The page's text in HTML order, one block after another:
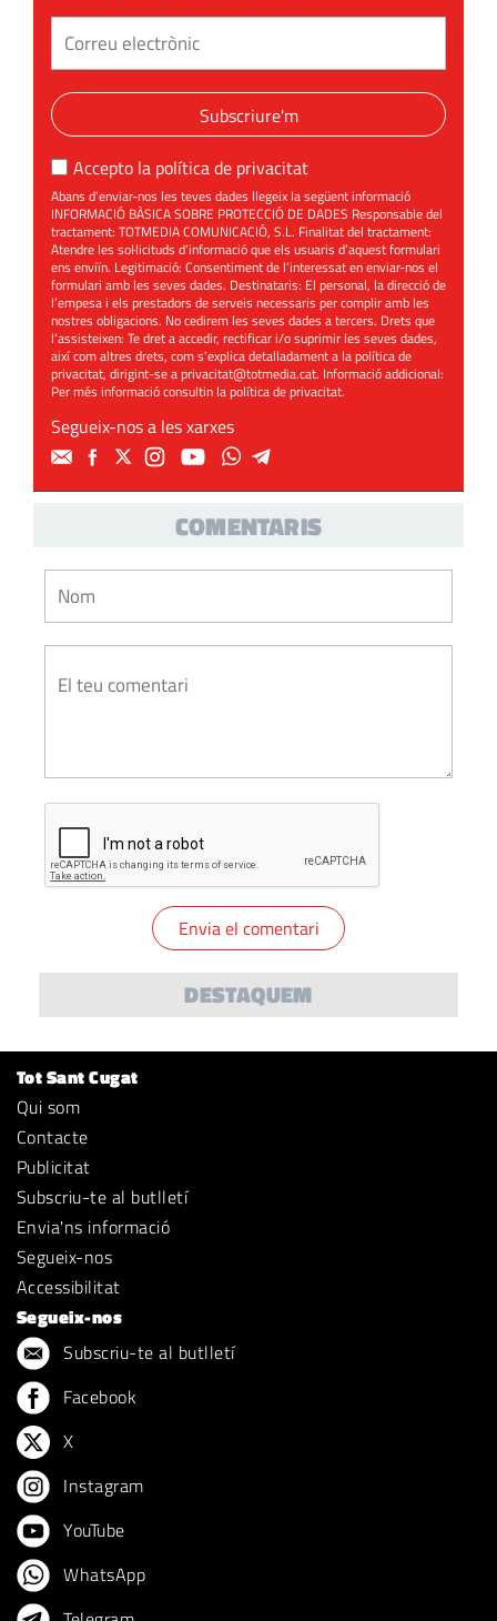
Subscriure'm
Accepto la política de privacitat
Abans d’enviar-nos les teves dades llegeix la següent informació
INFORMACIÓ BÀSICA SOBRE PROTECCIÓ DE DADES Responsable del
tractament: TOTMEDIA COMUNICACIÓ, S.L. Finalitat del tractament:
Atendre les sol·licituds d’informació que els usuaris d’aquest formulari
ens enviïn. Legitimació: Consentiment de l’interessat en enviar-nos el
formulari amb les seves dades. Destinataris: El personal, la direcció de
l’empesa i els prestadors de serveis necessaris per complir amb les
nostres obligacions. No cedirem les seves dades a tercers. Drets que
l’assisteixen: Te dret a accedir, rectificar i/o suprimir les seves dades,
així com altres drets, com s’explica detalladament a la política de
privacitat, dirigint-se aprivacitat@totmedia.cat. Informació addicional:
Per més informació consultin lapolítica de privacitat.
Segueix-nos a les xarxes
COMENTARIS
DESTAQUEM
Tot Sant Cugat
Qui som
Contacte
Publicitat
Subscriu-te al butlletí
Envia'ns informació
Segueix-nos
Accessibilitat
Segueix-nos
Subscriu-te al butlletí
Facebook
X
Instagram
YouTube
WhatsApp